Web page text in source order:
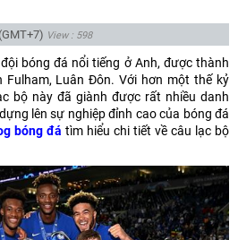
(GMT+7) View : 598
bóng đá nổi tiếng ở Anh, được thành
Fulham, Luân Đôn. Với hơn một thế kỷ
bộ này đã giành được rất nhiều danh
lên sự nghiệp đỉnh cao của bóng đá
bóng đá tìm hiểu chi tiết về câu lạc bộ